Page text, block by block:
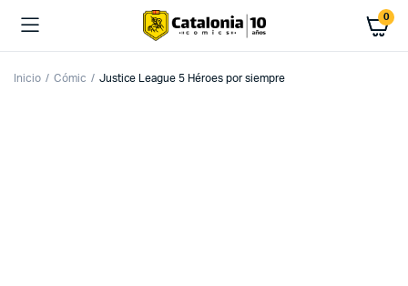
0
Inicio Cómic Justice League 5 Héroes por siempre